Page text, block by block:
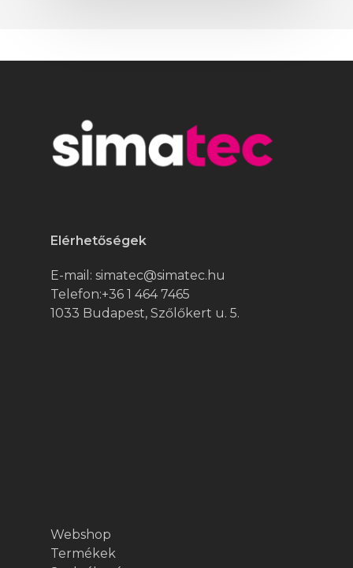
Elérhetőségek
E-mail: simatec@simatec.hu
Telefon:+36 1 464 7465
1033 Budapest, Szőlőkert u. 5.
Webshop
Termékek